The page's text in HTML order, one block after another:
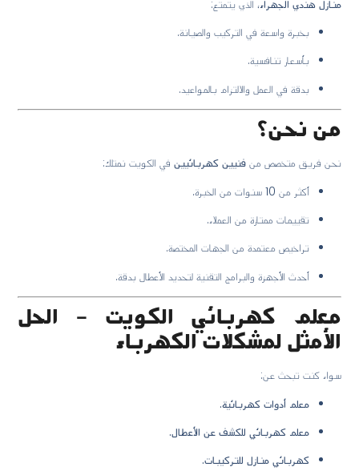
منازل هندي الجهراء، الذي يتمتع:
بخبرة واسعة في التركيب والصيانة.
بأسعار تنافسية.
بدقة في العمل والالتزام بالمواعيد.
من نحن؟
نحن فريق متخصص منفنيين كهربائيين في الكويت نمتلك:
أكثر من 10 سنوات من الخبرة.
تقييمات ممتازة من العملاء.
تراخيص معتمدة من الجهات المختصة.
أحدث الأجهزة والبرامج التقنية لتحديد الأعطال بدقة.
معلم كهربائي الكويت – الحل
الأمثل لمشكلات الكهرباء
سواء كنت تبحث عن:
معلم أدوات كهربائية.
معلم كهربائي للكشف عن الأعطال.
كهربائي منازل للتركيبات.